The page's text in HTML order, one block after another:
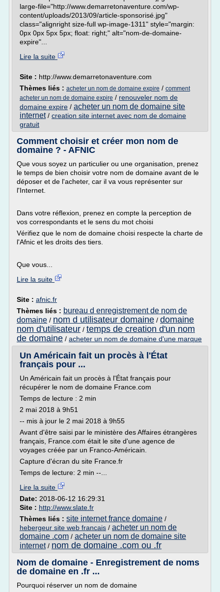
large-file="http://www.demarretonaventure.com/wp-
content/uploads/2013/09/article-sponsorisé.jpg"
class="alignright size-full wp-image-1311" style="margin:
0px 0px 5px 5px; float: right;" alt="nom-de-domaine-
expire"...
Lire la suite
Site : http://www.demarretonaventure.com
Thèmes liés : acheter un nom de domaine expire / comment
acheter un nom de domaine expire / renouveler nom de
domaine expire / acheter un nom de domaine site
internet/ creation site internet avec nom de domaine
gratuit
Comment choisir et créer mon nom de
domaine ? - AFNIC
Que vous soyez un particulier ou une organisation, prenez
le temps de bien choisir votre nom de domaine avant de le
déposer et de l'acheter, car il va vous représenter sur
l'Internet.
Dans votre réflexion, prenez en compte la perception de
vos correspondants et le sens du mot choisi
Vérifiez que le nom de domaine choisi respecte la charte de
l'Afnic et les droits des tiers.
Que vous...
Lire la suite
Site : afnic.fr
Thèmes liés : bureau d enregistrement de nom de
domaine / nom d utilisateur domaine / domaine
nom d'utilisateur / temps de creation d'un nom
de domaine / acheter un nom de domaine d'une marque
Un Américain fait un procès à l'État
français pour ...
Un Américain fait un procès à l'État français pour
récupérer le nom de domaine France.com
Temps de lecture : 2 min
2 mai 2018 à 9h51
-- mis à jour le 2 mai 2018 à 9h55
Avant d'être saisi par le ministère des Affaires étrangères
français, France.com était le site d'une agence de
voyages créée par un Franco-Américain.
Capture d'écran du site France.fr
Temps de lecture: 2 min --...
Lire la suite
Date: 2018-06-12 16:29:31
Site : http://www.slate.fr
Thèmes liés : site internet france domaine /
hebergeur site web francais / acheter un nom de
domaine .com / acheter un nom de domaine site
internet/ nom de domaine .com ou .fr
Nom de domaine - Enregistrement de noms
de domaine en .fr ...
Pourquoi réserver un nom de domaine